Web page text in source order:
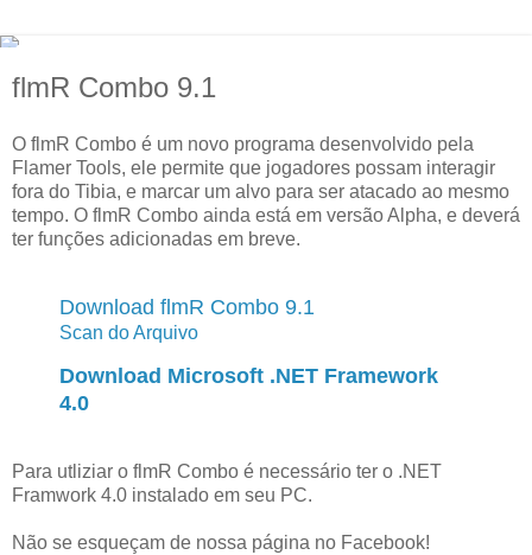
flmR Combo 9.1
O flmR Combo é um novo programa desenvolvido pela
Flamer Tools, ele permite que jogadores possam interagir
fora do Tibia, e marcar um alvo para ser atacado ao mesmo
tempo. O flmR Combo ainda está em versão Alpha, e deverá
ter funções adicionadas em breve.
Download flmR Combo 9.1
Scan do Arquivo
Download Microsoft .NET Framework
4.0
Para utliziar o flmR Combo é necessário ter o .NET
Framwork 4.0 instalado em seu PC.
Não se esqueçam de nossa página no Facebook!